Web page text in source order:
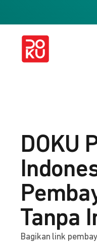
DOKU
Tanpa
Bagikan link